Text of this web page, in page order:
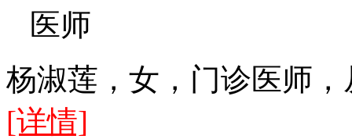
医师
杨淑莲，女，门诊医师
[详情]